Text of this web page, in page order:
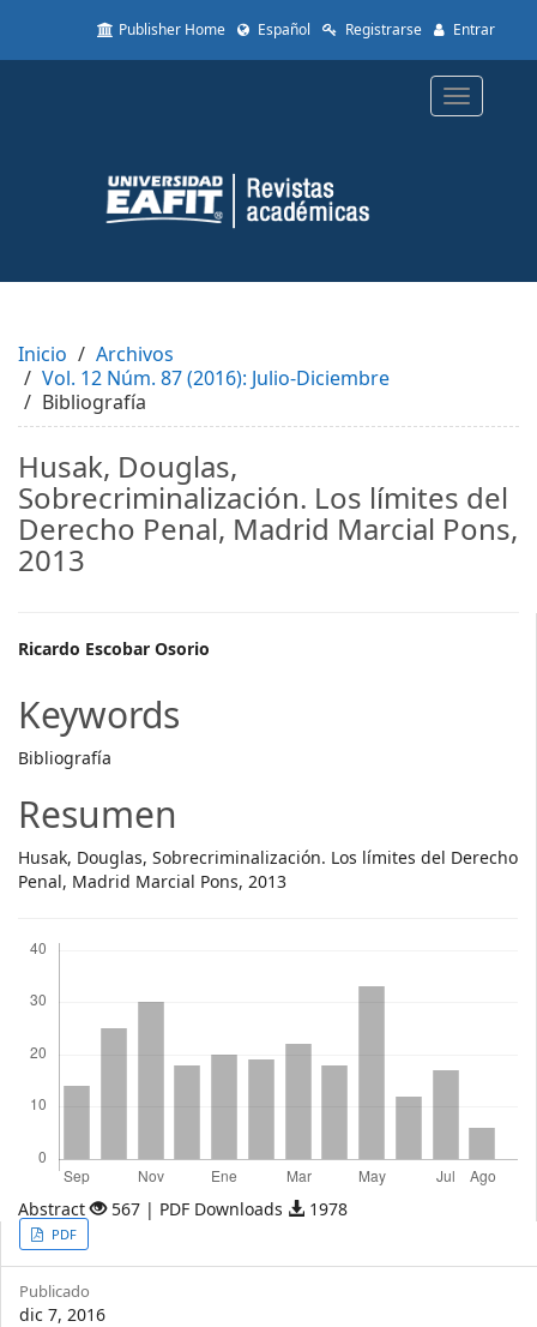
to
Content
Sidebar
Publisher Home Español Registrarse Entrar
Toggle
Inicio
Archivos
Vol. 12 Núm. 87 (2016): Julio-Diciembre
Bibliografía
Husak, Douglas,
Sobrecriminalización. Los límites del
Derecho Penal, Madrid Marcial Pons,
2013
Main
Article
Content
Ricardo Escobar Osorio
Keywords
Bibliografía
Resumen
Husak, Douglas, Sobrecriminalización. Los límites del Derecho
Penal, Madrid Marcial Pons, 2013
Abstract 567 | PDF Downloads 1978
Article
Sidebar
PDF
Publicado
dic 7, 2016